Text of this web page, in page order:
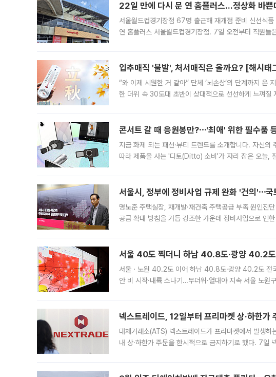
22일 만에 다시 문 연 홈플러스…정상화 바쁜
서울월드컵경기장점 67명 출근해 재개점 준비 신선식
연 홈플러스 서울월드컵경기장점. 7일 오전부터 직원
입추매직 '불발', 처서매직은 올까요? [해시태
“와 이제 시원한 거 같아” 단체 ‘뇌손상’의 단계까지
한 더위 속 30도대 초반이 상대적으로 선선하게 느껴질
콘서트 갈 때 응원봉만?⋯'최애' 위한 필수품
지금 화제 되는 패션·뷰티 트렌드를 소개합니다. 자신
따라 제품을 사는 '디토(Ditto) 소비'가 자리 잡은 오늘,
서울시, 정부에 정비사업 규제 완화 '건의'⋯
명노준 주택실장, 재개발·재건축 주택공급 부족 원인진
공급 확대 방침을 거듭 강조한 가운데 정비사업으로 인
서울 40도 찍더니 하남 40.8도·광양 40.2
서울ㆍ노원 40.2도 이어 하남 40.8도·광양 40.2도 전
안 비 시작·내륙 소나기…무더위·열대야 지속 서울 노
넥스트레이드, 12일부터 프리마켓 상·하한가
대체거래소(ATS) 넥스트레이드가 프리마켓에서 발생
내 상·하한가 주문을 한시적으로 금지하기로 했다. 7일